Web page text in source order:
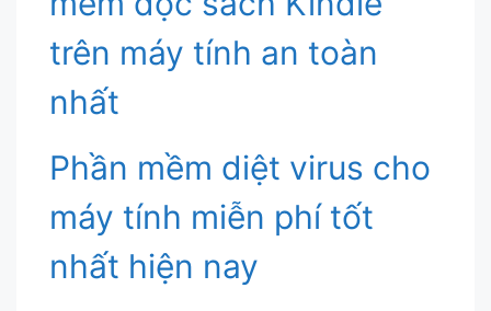
trên máy tính an toàn
nhất
Phần mềm diệt virus cho
máy tính miễn phí tốt
nhất hiện nay